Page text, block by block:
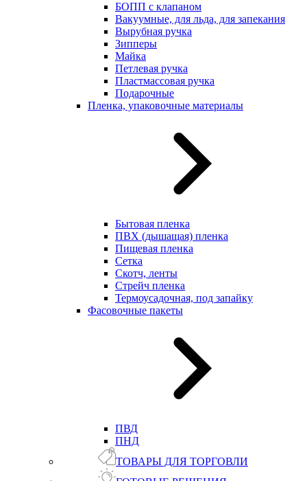
БОПП с клапаном
Вакуумные, для льда, для запекания
Вырубная ручка
Зипперы
Майка
Петлевая ручка
Пластмассовая ручка
Подарочные
Пленка, упаковочные материалы
Бытовая пленка
ПВХ (дышащая) пленка
Пищевая пленка
Сетка
Скотч, ленты
Стрейч пленка
Термоусадочная, под запайку
Фасовочные пакеты
ПВД
ПНД
ТОВАРЫ ДЛЯ ТОРГОВЛИ